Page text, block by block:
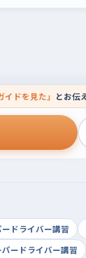
イドを見た」 とお伝
ドライバー講習
ードライバー講習